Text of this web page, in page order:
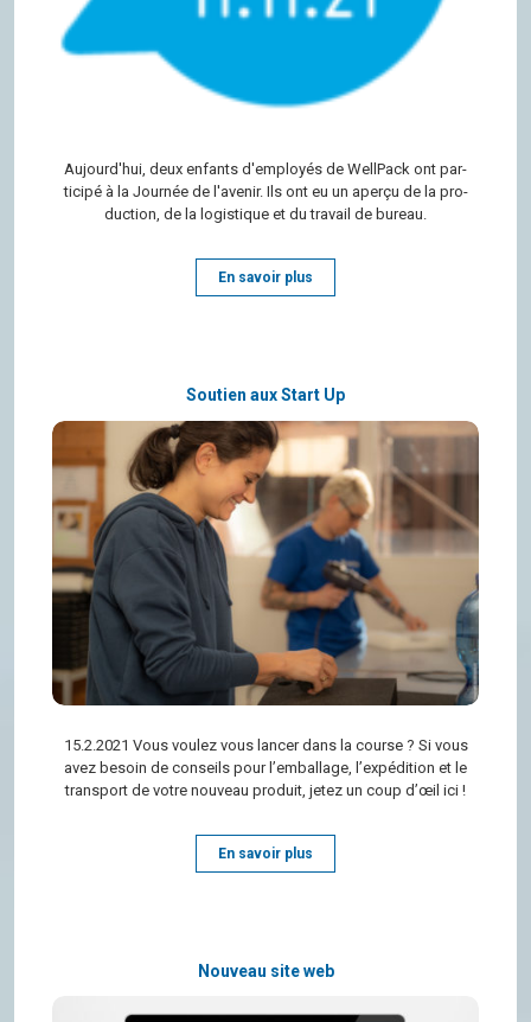
Aujour­d'hui, deux enfants d'em­ployés de Well­Pack ont par­
ti­cipé à la Jour­née de l'ave­nir. Ils ont eu un aperçu de la pro­
duc­tion, de la logis­tique et du tra­vail de bureau.
En savoir plus
Soutien aux Start Up
15.2.2021 Vous vou­lez vous lan­cer dans la course ? Si vous
avez besoin de conseils pour l’em­bal­lage, l’ex­pé­di­tion et le
trans­port de votre nou­veau pro­duit, jetez un coup d’œil ici !
En savoir plus
Nouveau site web